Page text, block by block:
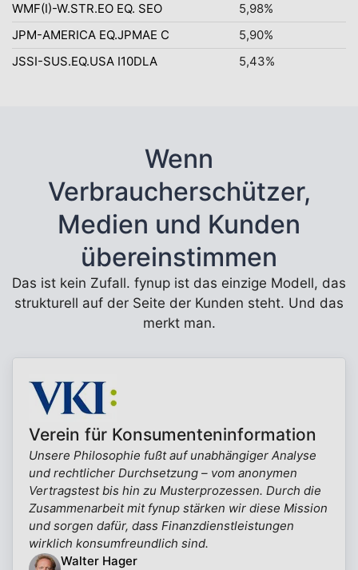
WMF(I)-W.STR.EO EQ. SEO
5,98%
JPM-AMERICA EQ.JPMAE C
5,90%
JSSI-SUS.EQ.USA I10DLA
5,43%
Wenn
Verbraucherschützer,
Medien und Kunden
übereinstimmen
Das ist kein Zufall. fynup ist das einzige Modell, das
strukturell auf der Seite der Kunden steht. Und das
merkt man.
Verein für Konsumenteninformation
Unsere Philosophie fußt auf unabhängiger Analyse
und rechtlicher Durchsetzung – vom anonymen
Vertragstest bis hin zu Musterprozessen. Durch die
Zusammenarbeit mit fynup stärken wir diese Mission
und sorgen dafür, dass Finanzdienstleistungen
wirklich konsumfreundlich sind.
Walter Hager